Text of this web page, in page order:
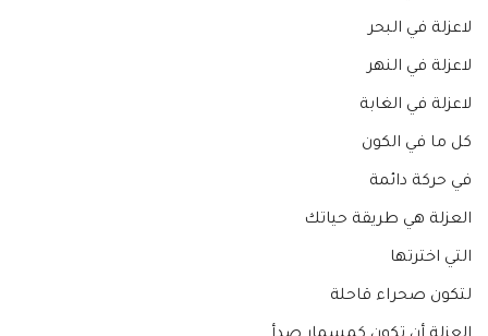
لاعزلة في البحر
لاعزلة في النهر
لاعزلة في الغابة
كل ما في الكون
في حركة دائمة
العزلة هي طريقة حياتك
التي اخترتها
لتكون صحراء قاحلة